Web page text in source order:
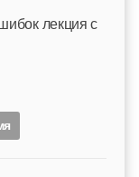
лекция с